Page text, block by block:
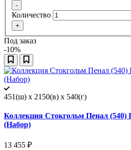
-
Количество
+
Под заказ
-10%
451(ш) x 2150(в) x 540(г)
Коллекция Стокгольм Пенал
(Набор)
13 455 ₽